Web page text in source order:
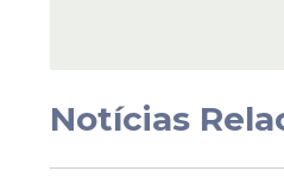
nomeados
e apresentação da
Notícias